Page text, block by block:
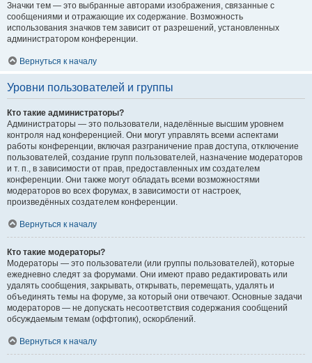
Значки тем — это выбранные авторами изображения, связанные с
сообщениями и отражающие их содержание. Возможность
использования значков тем зависит от разрешений, установленных
администратором конференции.
Вернуться к началу
Уровни пользователей и группы
Кто такие администраторы?
Администраторы — это пользователи, наделённые высшим уровнем
контроля над конференцией. Они могут управлять всеми аспектами
работы конференции, включая разграничение прав доступа, отключение
пользователей, создание групп пользователей, назначение модераторов
и т. п., в зависимости от прав, предоставленных им создателем
конференции. Они также могут обладать всеми возможностями
модераторов во всех форумах, в зависимости от настроек,
произведённых создателем конференции.
Вернуться к началу
Кто такие модераторы?
Модераторы — это пользователи (или группы пользователей), которые
ежедневно следят за форумами. Они имеют право редактировать или
удалять сообщения, закрывать, открывать, перемещать, удалять и
объединять темы на форуме, за который они отвечают. Основные задачи
модераторов — не допускать несоответствия содержания сообщений
обсуждаемым темам (оффтопик), оскорблений.
Вернуться к началу